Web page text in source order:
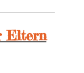
Eltern